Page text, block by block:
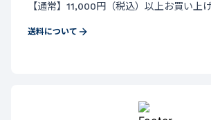
【通常】11,000円（税込）以上お買い上
送料について